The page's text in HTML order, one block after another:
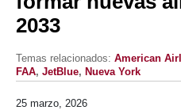
2033
Temas relacionados: American
FAA, JetBlue, Nueva York
25 marzo, 2026